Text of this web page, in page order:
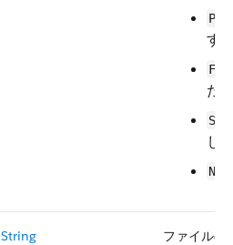
す
た
し
Na
String
ファイル